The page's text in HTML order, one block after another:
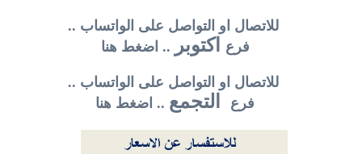
للاتصال او التواصل على الواتساب ..
فرع اكتوبر .. اضغط هنا
للاتصال او التواصل على الواتساب ..
فرع
التجمع .. اضغط هنا